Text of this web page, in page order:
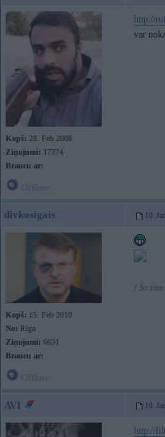
Kopš: 28. Feb 2008
Ziņojumi: 17374
Braucu ar:
http://
var
divkosigais 10.
Kopš: 15. Feb 2010
No: Rīga
Ziņojumi: 6631
Braucu ar:
[ Šo
AVI 10.
http://